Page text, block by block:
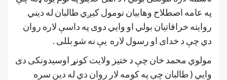
په عامه اصطلاح وهابيان نومول کيږي طالبان له دیني
روايته خرافاتيان بولي او وايي دوی په داسې لاره روان
دي چې د خدای او رسول لاره یې نه شو بللی .
مولوي محمد خان چې د ختيز ولايت کونړ اوسیدونکی دی
وايي ( طالبان چې په کومه لار روان دي له دين سره